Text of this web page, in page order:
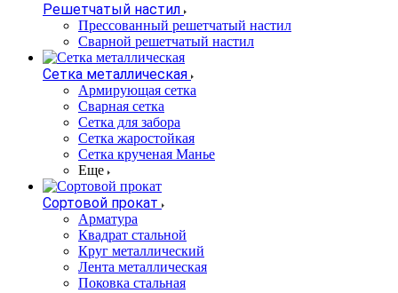
Решетчатый настил
Прессованный решетчатый настил
Сварной решетчатый настил
Сетка металлическая
Армирующая сетка
Сварная сетка
Сетка для забора
Сетка жаростойкая
Сетка крученая Манье
Еще
Сортовой прокат
Арматура
Квадрат стальной
Круг металлический
Лента металлическая
Поковка стальная